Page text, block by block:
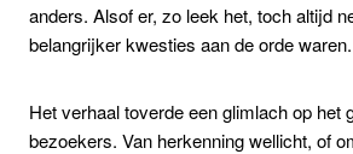
anders. Alsof er, zo leek het, toch altijd
belangrijker kwesties aan de orde waren.
Het verhaal toverde een glimlach op het
bezoekers. Van herkenning wellicht, of